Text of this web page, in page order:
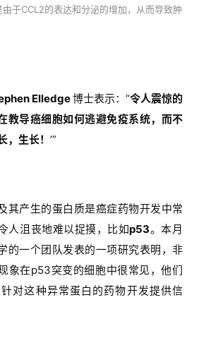
于CCL2的表达和分泌的增加，从而导致肿
Elledge博士表示：“令人震惊的
教导癌细胞如何逃避免疫系统，而不
，生长！ ’”
其产生的蛋白质是癌症药物开发中常
人沮丧地难以捉摸，比如p53。本月
的一个团队发表的一项研究表明，非
象在p53突变的细胞中很常见，他们
对这种异常蛋白的药物开发提供信